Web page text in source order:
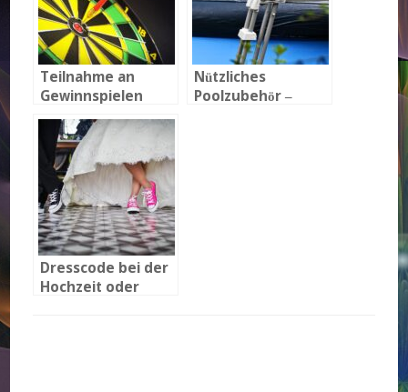
Teilnahme an
Gewinnspielen
Nützliches
Poolzubehör –
Dresscode bei der
Hochzeit oder